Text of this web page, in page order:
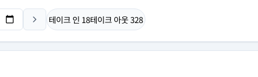
테이크 인 18테이크 아웃328